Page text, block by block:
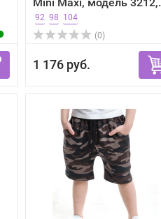
92 98 104
(0)
1 176 руб.